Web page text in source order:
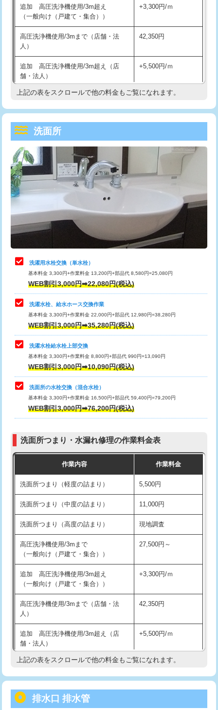
マス交換（深さ50㎝以上） 66,000円
コンクリート斫り（厚さ10㎝まで） 27,500円
コンクリート斫り（厚さ10㎝超え）
モルタル補修（厚さ10㎝まで）
モルタル補修（厚さ10㎝超え） 38,500円
洗面台設置 38,500円
追加人工
廃棄・処分 現場見積
※給水管工事は20mmまでの価格です。
持込商品取付（混合水栓） 16,500円
給水管工事※（ホール加工)
給水管工事※（バンド止め) 3,300円
給水管工事※（支持金具設置) 5,500円
給水管工事※（保温材使用（バンド止
め込み）)
5,500円
給水管工事※（土の掘削・埋め戻し作
業)
11,000円
給水管工事※（塩ビ管（VP・HI）使
用/3ｍまで)
33,000円
給水管工事※（塩ビ管（VP・HI）使
用（追加）/3ｍ超え)
給水管工事※（ライニング鋼管・銅
管・ポリ管・HT管使用/3ｍまで)
44,000円
給水管工事※（ライニング鋼管・銅
管・ポリ管・HT管使用/3ｍ超え)
排水管工事（土の掘削・埋め戻し作
業）
排水管工事（排水管工事/3ｍまで） 55,000円
排水管工事（追加 排水管工事/3ｍ超
え）
マス交換（土の掘削・埋め戻し作業）
マス交換（深さ50㎝未満）
マス交換（深さ50㎝以上）
モルタル補修（厚さ10㎝まで） 27,500円
モルタル補修（厚さ10㎝超え） 38,500円
洗面台設置 38,500円
バスタブ設置 現場見積
追加人工 16,500円
廃棄・処分
※給水管工事は20mmまでの価格です。
追加 高圧洗浄機使用/3m超え
（一般向け（戸建て・集合））
+3,300円/ｍ
高圧洗浄機使用/3mまで（店舗・法
人）
42,350円
追加 高圧洗浄機使用/3m超え（店
舗・法人）
+5,500円/ｍ
高度高圧洗浄換 現地調査
トーラー機使用/3mまで
追加トーラー機使用/3m超え +3,300円
カメラ調査 33,000円
桝清掃
止水・漏水調査・防水処理・清掃・修
理・調整・分解・加工など（軽作業）
11,000円
止水・漏水調査・防水処理・清掃・修
理・調整・分解・加工など（中作業）
22,000円
止水・漏水調査・防水処理・清掃・修
理・調整・分解・加工など（重作業）
33,000円
キッチンタンク脱着
その他部品の脱着
交換・取付（タンク）
交換・取付(単水栓（壁付・デッキ
式）)
交換・取付(混合水栓（壁付・デッキ
式・ワンホール）)
16,500円+材料費
（P/S/ポップアップ））
交換・取付（その他部品） 11,000円+材料費
持込商品取付（単水栓） 13,200円
持込商品取付（混合水栓） 16,500円
持込商品取付（浄水器・分岐水栓） 16,500円
給水管工事※（ホール加工) 16,500円
給水管工事※（バンド止め)
給水管工事※（支持金具設置) 5,500円
給水管工事※（保温材使用（バンド止
め込み）)
5,500円
給水管工事※（土の掘削・埋め戻し作
業)
11,000円
給水管工事※（塩ビ管（VP・HI）使
用/3ｍまで)
用（追加）/3ｍ超え)
上記の表をスクロールで他の料金もご覧になれます。
洗面所
洗濯用水栓交換（単水栓）
基本料金 3,300円+作業料金 13,200円+部品代 8,580円=25,080円
WEB割引3,000円➡22,080円(税込)
洗濯水栓、給水ホース交換作業
基本料金 3,300円+作業料金 22,000円+部品代 12,980円=38,280円
WEB割引3,000円➡35,280円(税込)
洗濯水栓給水栓上部交換
基本料金 3,300円+作業料金 8,800円+部品代 990円=13,090円
WEB割引3,000円➡10,090円(税込)
洗面所の水栓交換（混合水栓）
基本料金 3,300円+作業料金 16,500円+部品代 59,400円=79,200円
WEB割引3,000円➡76,200円(税込)
洗面所つまり・水漏れ修理の作業料金表
作業内容 作業料金
洗面所つまり（軽度の詰まり） 5,500円
洗面所つまり（中度の詰まり） 11,000円
洗面所つまり（高度の詰まり） 現地調査
高圧洗浄機使用/3mまで
（一般向け（戸建て・集合））
27,500円～
追加 高圧洗浄機使用/3m超え
（一般向け（戸建て・集合））
+3,300円/ｍ
高圧洗浄機使用/3mまで（店舗・法
人）
42,350円
追加 高圧洗浄機使用/3m超え（店
舗・法人）
+5,500円/ｍ
高度高圧洗浄換 現地調査
トーラー機使用/3mまで
上記の表をスクロールで他の料金もご覧になれます。
排水口 排水管